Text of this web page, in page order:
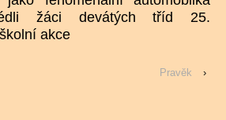
žáci devátých tříd 25.
akce
Pravěk ›